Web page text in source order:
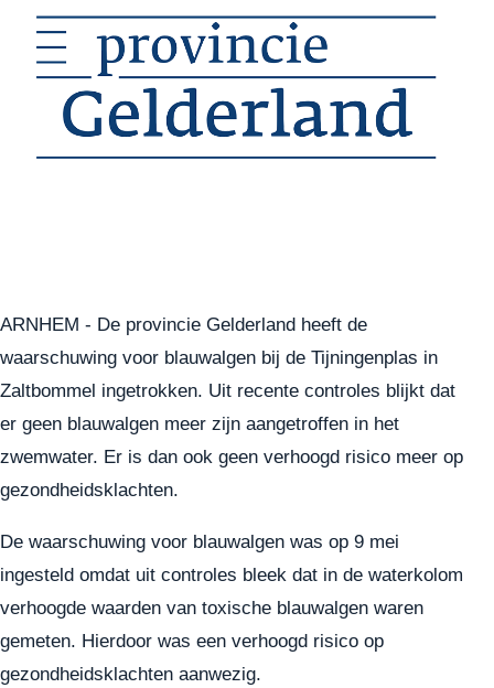
ARNHEM - De provincie Gelderland heeft de
waarschuwing voor blauwalgen bij de Tijningenplas in
Zaltbommel ingetrokken. Uit recente controles blijkt dat
er geen blauwalgen meer zijn aangetroffen in het
zwemwater. Er is dan ook geen verhoogd risico meer op
gezondheidsklachten.
De waarschuwing voor blauwalgen was op 9 mei
ingesteld omdat uit controles bleek dat in de waterkolom
verhoogde waarden van toxische blauwalgen waren
gemeten. Hierdoor was een verhoogd risico op
gezondheidsklachten aanwezig.